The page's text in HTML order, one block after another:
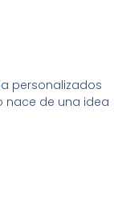
personalizados
nace de una idea